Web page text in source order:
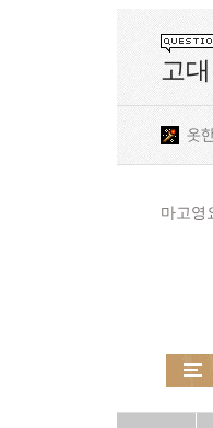
고
옷
마고영